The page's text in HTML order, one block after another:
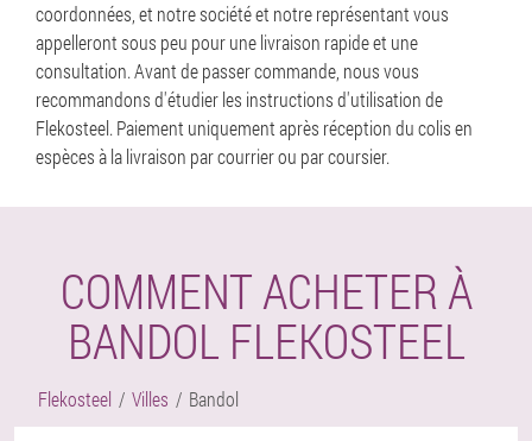
coordonnées, et notre société et notre représentant vous
appelleront sous peu pour une livraison rapide et une
consultation. Avant de passer commande, nous vous
recommandons d'étudier les instructions d'utilisation de
Flekosteel. Paiement uniquement après réception du colis en
espèces à la livraison par courrier ou par coursier.
COMMENT ACHETER À
BANDOL FLEKOSTEEL
Flekosteel Villes Bandol